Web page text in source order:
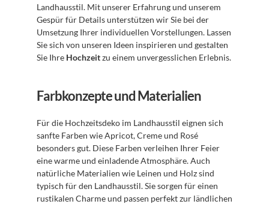
Landhausstil. Mit unserer Erfahrung und unserem
Gespür für Details unterstützen wir Sie bei der
Umsetzung Ihrer individuellen Vorstellungen. Lassen
Sie sich von unseren Ideen inspirieren und gestalten
Sie Ihre Hochzeit
Farbkonzepte und Materialien
Für die Hochzeitsdeko im Landhausstil eignen sich
sanfte Farben wie Apricot, Creme und Rosé
besonders gut. Diese Farben verleihen Ihrer Feier
eine warme und einladende Atmosphäre. Auch
natürliche Materialien wie Leinen und Holz sind
typisch für den Landhausstil. Sie sorgen für einen
rustikalen Charme und passen perfekt zur ländlichen